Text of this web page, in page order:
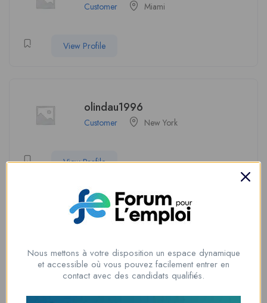
Customer Miami
View Profile
olindau1996
Customer New York
View Profile
Soyez le premier à donner votre avis sur
Vous devez êtreconnectépour poster un avis.
Nous mettons à votre disposition un espace dynamique
et accessible où vous pouvez facilement entrer en
contact avec des candidats qualifiés.